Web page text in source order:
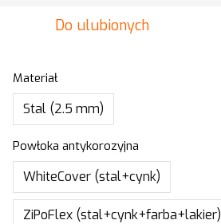
Do ulubionych
Materiał
Stal (2.5 mm)
Powłoka antykorozyjna
WhiteCover (stal+cynk)
ZiPoFlex (stal+cynk+farba+lakier)